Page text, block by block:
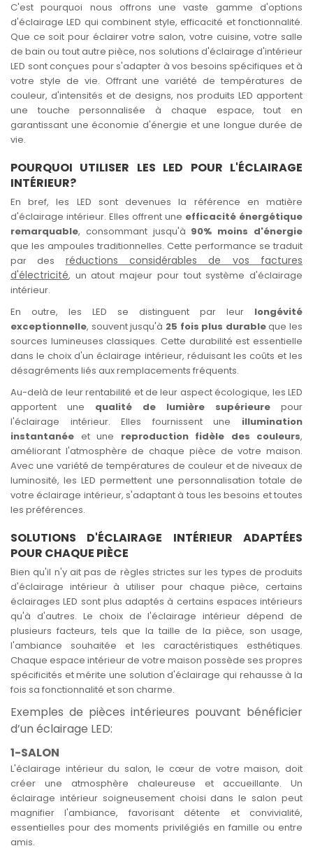
C'est pourquoi nous offrons une vaste gamme d'options
d'éclairage LED qui combinent style, efficacité et fonctionnalité.
Que ce soit pour éclairer votre salon, votre cuisine, votre salle
de bain ou tout autre pièce, nos solutions d'éclairage d'intérieur
LED sont conçues pour s'adapter à vos besoins spécifiques et à
votre style de vie. Offrant une variété de températures de
couleur, d'intensités et de designs, nos produits LED apportent
une touche personnalisée à chaque espace, tout en
garantissant une économie d'énergie et une longue durée de
vie.
POURQUOI UTILISER LES LED POUR L'ÉCLAIRAGE
INTÉRIEUR?
En bref, les LED sont devenues la référence en matière
d'éclairage intérieur. Elles offrent une efficacité énergétique
remarquable, consommant jusqu'à 90% moins d'énergie
que les ampoules traditionnelles. Cette performance se traduit
par des réductions considérables de vos factures
d'électricité, un atout majeur pour tout système d'éclairage
intérieur.
En outre, les LED se distinguent par leur longévité
exceptionnelle, souvent jusqu'à 25 fois plus durableque les
sources lumineuses classiques. Cette durabilité est essentielle
dans le choix d'un éclairage intérieur, réduisant les coûts et les
désagréments liés aux remplacements fréquents.
Au-delà de leur rentabilité et de leur aspect écologique, les LED
apportent une qualité de lumière supérieure pour
l'éclairage intérieur. Elles fournissent une illumination
instantanée et une reproduction fidèle des couleurs,
améliorant l'atmosphère de chaque pièce de votre maison.
Avec une variété de températures de couleur et de niveaux de
luminosité, les LED permettent une personnalisation totale de
votre éclairage intérieur, s'adaptant à tous les besoins et toutes
les préférences.
SOLUTIONS D'ÉCLAIRAGE INTÉRIEUR ADAPTÉES
POUR CHAQUE PIÈCE
Bien qu'il n'y ait pas de règles strictes sur les types de produits
d'éclairage intérieur à utiliser pour chaque pièce, certains
éclairages LED sont plus adaptés à certains espaces intérieurs
qu'à d'autres. Le choix de l'éclairage intérieur dépend de
plusieurs facteurs, tels que la taille de la pièce, son usage,
l'ambiance souhaitée et les caractéristiques esthétiques.
Chaque espace intérieur de votre maison possède ses propres
spécificités et mérite une solution d'éclairage qui rehausse à la
fois sa fonctionnalité et son charme.
Exemples de pièces intérieures pouvant bénéficier
d’un éclairage LED:
1-SALON
L'éclairage intérieur du salon, le cœur de votre maison, doit
créer une atmosphère chaleureuse et accueillante. Un
éclairage intérieur soigneusement choisi dans le salon peut
magnifier l'ambiance, favorisant détente et convivialité,
essentielles pour des moments privilégiés en famille ou entre
amis.